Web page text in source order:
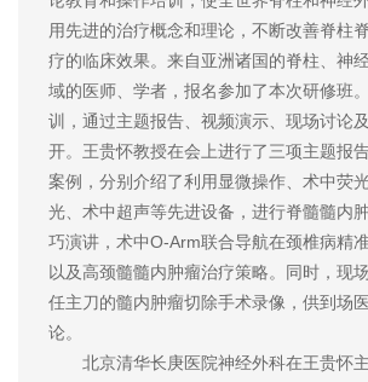
用先进的治疗概念和理论，不断改善脊柱
疗的临床效果。来自亚洲诸国的脊柱、神
域的医师、学者，报名参加了本次研修班
训，通过主题报告、视频演示、现场讨论
开。王贵怀教授在会上进行了三项主题报
案例，分别介绍了利用显微操作、术中荧
光、术中超声等先进设备，进行脊髓髓内
巧演讲，术中O-Arm联合导航在颈椎病精
以及高颈髓髓内肿瘤治疗策略。同时，现
任主刀的髓内肿瘤切除手术录像，供到场
论。
北京清华长庚医院神经外科在王贵怀